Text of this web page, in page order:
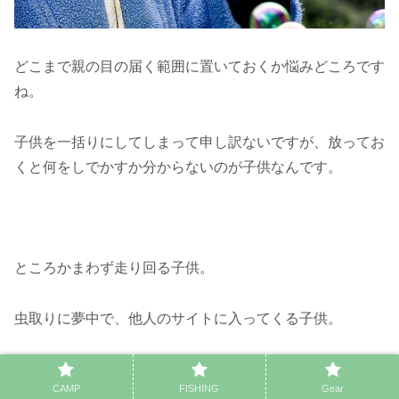
どこまで親の目の届く範囲に置いておくか悩みどころです
ね。
子供を一括りにしてしまって申し訳ないですが、放ってお
くと何をしでかすか分からないのが子供なんです。
ところかまわず走り回る子供。
虫取りに夢中で、他人のサイトに入ってくる子供。
夜中でも騒ぎまくる子供。
CAMP FISHING Gear